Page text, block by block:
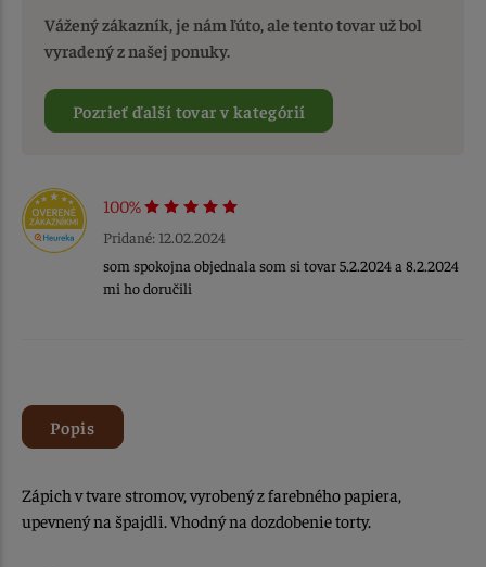
Vážený zákazník, je nám ľúto, ale tento tovar už bol
vyradený z našej ponuky.
Pozrieť ďalší tovar v kategórií
100%
Pridané: 12.02.2024
som spokojna objednala som si tovar 5.2.2024 a 8.2.2024
mi ho doručili
Popis
Zápich v tvare stromov, vyrobený z farebného papiera,
upevnený na špajdli. Vhodný na dozdobenie torty.